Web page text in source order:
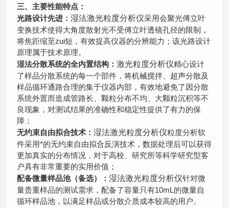
三、主要性能特点：
光路设计先进：湿法激光粒度分析仪采用会聚光傅立叶
变换技术使得大角度散射光不受傅立叶透镜孔径的限制，
将焦距缩至zui短，有效提高仪器的分辨能力；该光路设计
原理属于技术原理。
湿法分散系统的全内置结构：激光粒度分析仪精心设计
了样品分散系统的每一个部件，将机械搅拌、超声分散及
样品循环通路合理的集于仪器内部，有效地避免了因分散
系统外置而造成管路长、颗粒分布不均、大颗粒沉积等不
良现象，对测试结果的准确性和稳定性提供了有力的保
障；
无约束自由拟合技术：湿法激光粒度分析仪粒度分析软
件采用*的无约束自由拟合反演技术，数据处理后可以获得
更加真实的分布情况，对于高校、研究所等科学研究型客
户具有非常重要的实用价值；
配备微量样品池（备选）：湿法激光粒度分析仪针对微
量贵重样品的测试需求，配备了容量只有10mL的微量自
循环样品池，以满足样品或分散介质成本较高的用户。